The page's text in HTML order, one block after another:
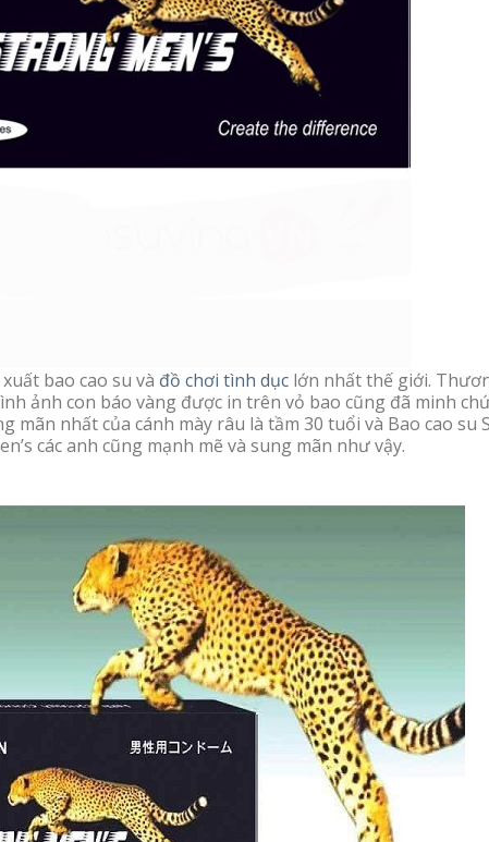
bao cao su và đồ chơi tình dục lớn nhất thế giới.
ảnh con báo vàng được in trên vỏ bao cũng đã minh
mãn nhất của cánh mày râu là tầm 30 tuổi và Bao cao su
các anh cũng mạnh mẽ và sung mãn như vậy.